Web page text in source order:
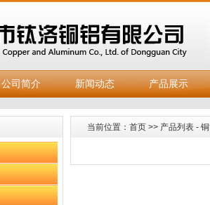
公司简介 新闻动态 产品展示
当前位置： 首页 >> 产品列表 -